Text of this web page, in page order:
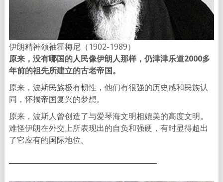
伊朗精神领袖霍梅尼（1902-1989）
原来，没有哪国的人民像伊朗人那样，仍津津乐道2000多
年前的祖先所建立的古老帝国。
原来，波斯民族极有韧性，他们有很强的历史感和民族认
同，怀揣帝国复兴的梦想。
原来，波斯人曾创造了与爱琴海文明相媲美的高度文明。
难怪伊朗在外交上所表现出的自负和强硬，有时显得超出
了它应有的国际地位。